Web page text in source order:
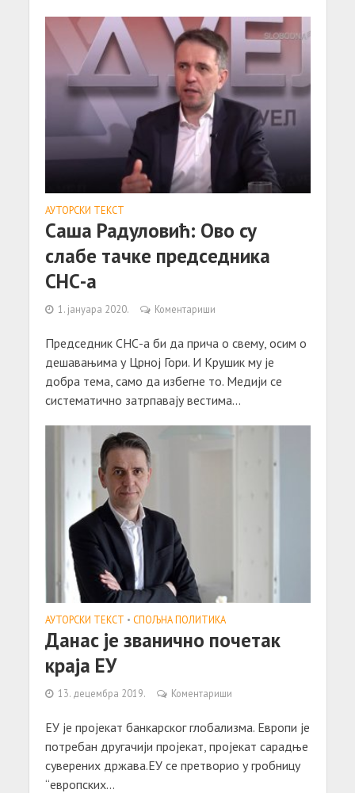
АУТОРСКИ ТЕКСТ
Саша Радуловић: Ово су
слабе тачке председника
СНС-а
1. јануара 2020. Коментариши
Председник СНС-а би да прича о свему, осим о
дешавањима у Црној Гори. И Крушик му је
добра тема, само да избегне то. Медији се
систематично затрпавају вестима...
АУТОРСКИ ТЕКСТ • СПОЉНА ПОЛИТИКА
Данас је званично почетак
краја ЕУ
13. децембра 2019. Коментариши
ЕУ је пројекат банкарског глобализма. Европи је
потребан другачији пројекат, пројекат сарадње
суверених држава.ЕУ се претворио у гробницу
“европских...